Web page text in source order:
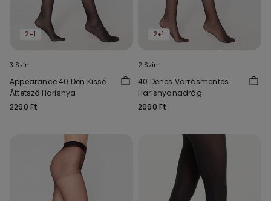
2+1
3 Szín
Appearance 40 Den Kissé
Áttetsző Harisnya
2290 Ft
2+1
2 Szín
40 Denes Varrásmentes
Harisnyanadrág
2990 Ft